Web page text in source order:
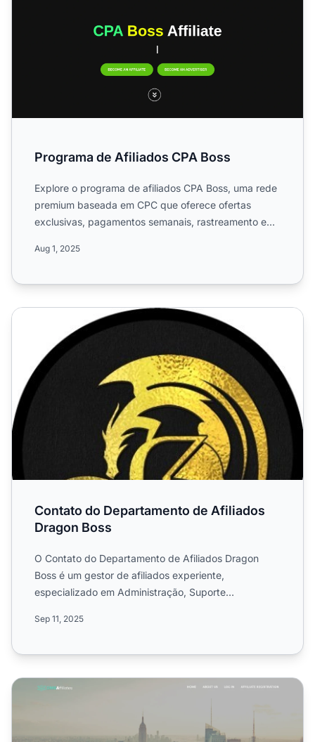
Programa de Afiliados CPA Boss
Explore o programa de afiliados CPA Boss, uma rede
premium baseada em CPC que oferece ofertas
exclusivas, pagamentos semanais, rastreamento em
Aug 1, 2025
Contato do Departamento de Afiliados Dragon Boss
Contato do Departamento de Afiliados
Dragon Boss
O Contato do Departamento de Afiliados Dragon
Boss é um gestor de afiliados experiente,
especializado em Administração, Suporte
Sep 11, 2025
Programa de Afiliados DMSAffiliates